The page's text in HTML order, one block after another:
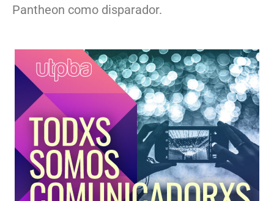
Pantheon como disparador.